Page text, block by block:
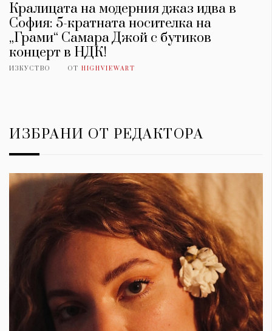
Кралицата на модерния джаз идва в
София: 5-кратната носителка на
„Грами“ Самара Джой с бутиков
концерт в НДК!
ИЗКУСТВО ОТ HIGHVIEWART
ИЗБРАНИ ОТ РЕДАКТОРА